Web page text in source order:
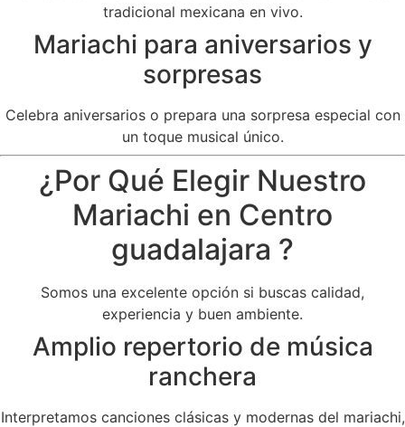
tradicional mexicana en vivo.
Mariachi para aniversarios y
sorpresas
Celebra aniversarios o prepara una sorpresa especial con
un toque musical único.
¿Por Qué Elegir Nuestro
Mariachi en Centro
guadalajara ?
Somos una excelente opción si buscas calidad,
experiencia y buen ambiente.
Amplio repertorio de música
ranchera
Interpretamos canciones clásicas y modernas del mariachi,